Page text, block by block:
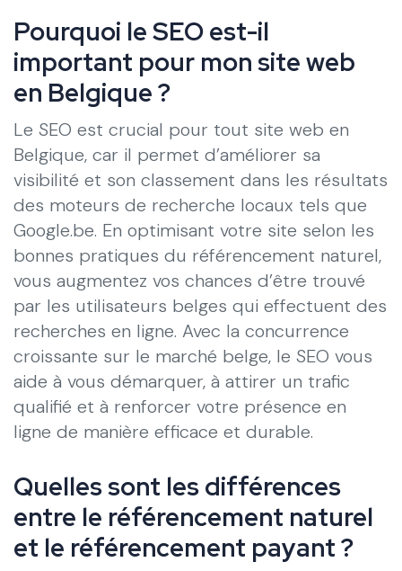
Pourquoi le SEO est-il
important pour mon site web
en Belgique ?
Le SEO est crucial pour tout site web en
Belgique, car il permet d’améliorer sa
visibilité et son classement dans les résultats
des moteurs de recherche locaux tels que
Google.be. En optimisant votre site selon les
bonnes pratiques du référencement naturel,
vous augmentez vos chances d’être trouvé
par les utilisateurs belges qui effectuent des
recherches en ligne. Avec la concurrence
croissante sur le marché belge, le SEO vous
aide à vous démarquer, à attirer un trafic
qualifié et à renforcer votre présence en
ligne de manière efficace et durable.
Quelles sont les différences
entre le référencement naturel
et le référencement payant ?